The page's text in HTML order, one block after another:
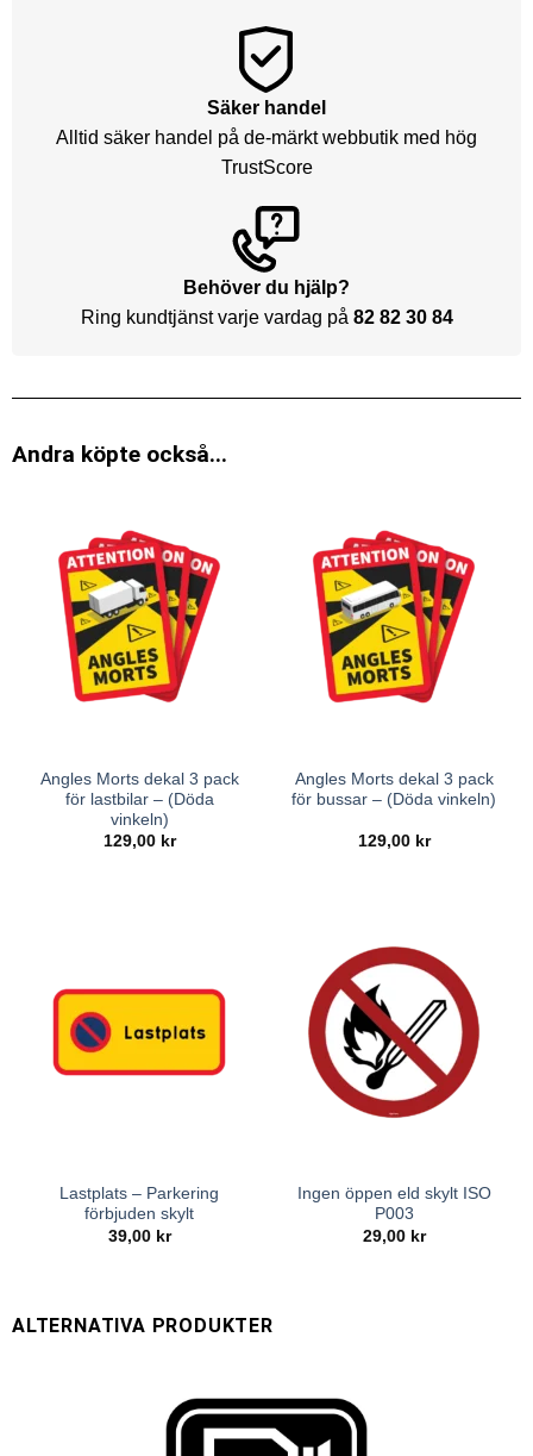
Säker handel
Alltid säker handel på de-märkt webbutik med hög
TrustScore
Behöver du hjälp?
Ring kundtjänst varje vardag på 82 82 30 84
Andra köpte också...
Angles Morts dekal 3 pack
för lastbilar – (Döda
vinkeln)
129,00 kr
Angles Morts dekal 3 pack
för bussar – (Döda vinkeln)
129,00 kr
Lastplats – Parkering
förbjuden skylt
39,00 kr
Ingen öppen eld skylt ISO
P003
29,00 kr